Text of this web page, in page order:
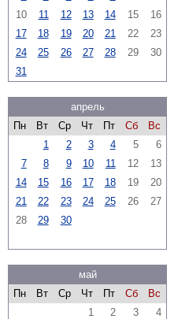
10
11 12 13 14 15
16
17
18 19 20 21 22
23
24
25 26 27 28 29
30
31
апрель
Пн
Вт Ср Чт Пт Сб
Вс
1
2 3 4 5
6
7
8 9 10 11 12
13
14
15 16 17 18 19
20
21
22 23 24 25 26
27
28
29 30
май
Пн
Вт Ср Чт Пт Сб
Вс
1
2 3
4